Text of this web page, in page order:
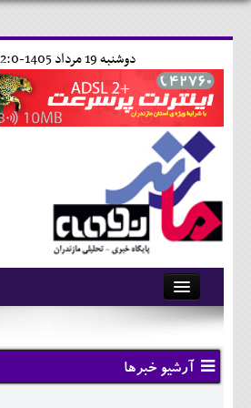
دوشنبه 19 مرداد 1405-12:0-
آرشیو
تماس با ما
وبلاگ
آرشیو خبرها